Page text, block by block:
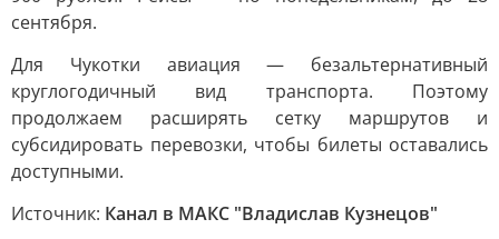
сентября.
Для Чукотки авиация — безальтернативный
круглогодичный вид транспорта. Поэтому
продолжаем расширять сетку маршрутов и
субсидировать перевозки, чтобы билеты оставались
доступными.
Источник: Канал в МАКС "Владислав Кузнецов"